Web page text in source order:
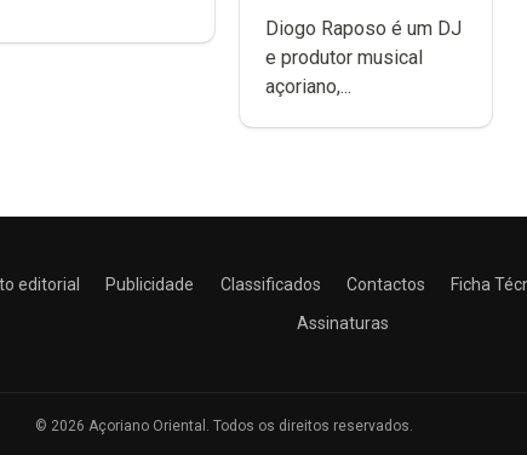
difícil é produzir
uma música”
Diogo Raposo é um DJ
e produtor musical
açoriano,...
editorial Publicidade Classificados Contactos Ficha
Assinaturas
© 2026 Açoriano Oriental. Todos os direitos reservados.